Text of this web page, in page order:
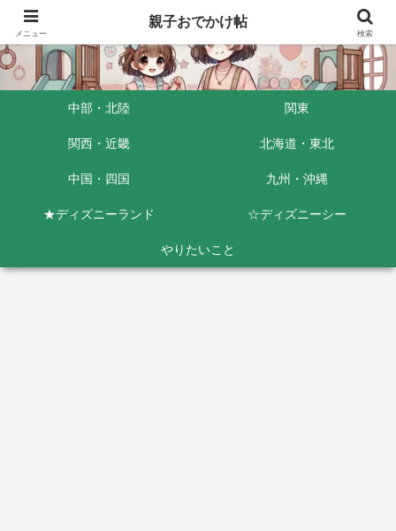
中部・北陸 関東
関西・近畿 北海道・東北
中国・四国 九州・沖縄
★ディズニーランド ☆ディズニーシー
やりたいこと
メニュー
親子おでかけ帖
検索